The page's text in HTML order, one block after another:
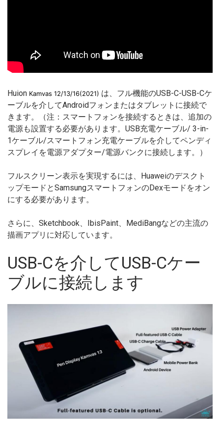
Huion Kamvas 12/13/16(2021) は、フル機能のUSB-C-USB-Cケ
ーブルを介してAndroidフォンまたはタブレットに接続で
きます。（注：スマートフォンを接続するときは、追加の
電源も設置する必要があります。USB充電ケーブル/ 3-in-
1ケーブル/スマートフォン充電ケーブルを介してペンディ
スプレイを電源アダプター/電源バンクに接続します。）
フルスクリーン表示を実現するには、Huaweiのデスクト
ップモードとSamsungスマートフォンのDexモードをオン
にする必要があります。
さらに、Sketchbook、IbisPaint、MediBangなどの主流の
描画アプリに対応しています。
USB-Cを介してUSB-Cケー
ブルに接続します